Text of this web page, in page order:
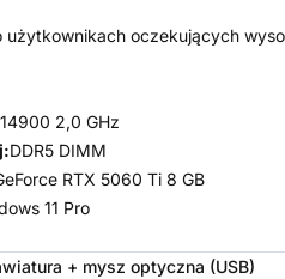
użytkownikach oczekujących
2,0 GHz
DDR5 DIMM
RTX 5060 Ti 8 GB
11 Pro
+ mysz optyczna (USB)